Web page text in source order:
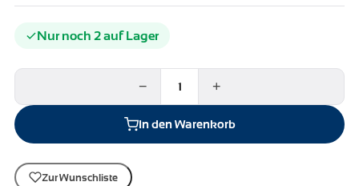
Nur noch 2 auf Lager
− +
In den Warenkorb
Zur Wunschliste